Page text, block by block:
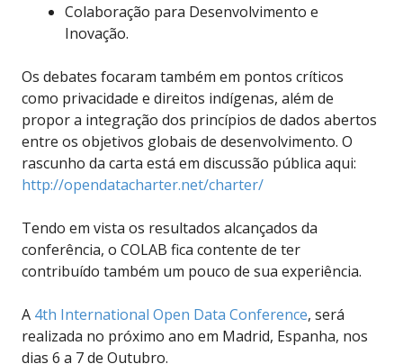
Colaboração para Desenvolvimento e
Inovação.
Os debates focaram também em pontos críticos
como privacidade e direitos indígenas, além de
propor a integração dos princípios de dados abertos
entre os objetivos globais de desenvolvimento. O
rascunho da carta está em discussão pública aqui:
http://opendatacharter.net/charter/
Tendo em vista os resultados alcançados da
conferência, o COLAB fica contente de ter
contribuído também um pouco de sua experiência.
A 4th International Open Data Conference, será
realizada no próximo ano em Madrid, Espanha, nos
dias 6 a 7 de Outubro.